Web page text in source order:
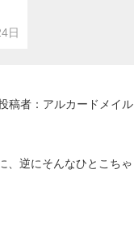
日
稿者：アルカードメイル
、逆にそんなひとこちゃ